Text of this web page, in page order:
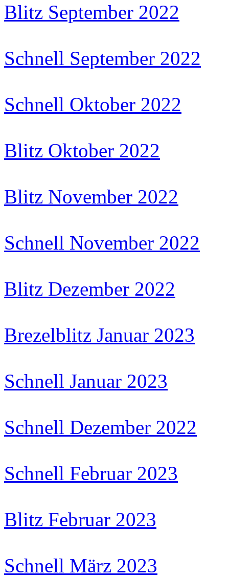
Blitz September 2022
Schnell September 2022
Schnell Oktober 2022
Blitz Oktober 2022
Blitz November 2022
Schnell November 2022
Blitz Dezember 2022
Brezelblitz Januar 2023
Schnell Januar 2023
Schnell Dezember 2022
Schnell Februar 2023
Blitz Februar 2023
Schnell März 2023